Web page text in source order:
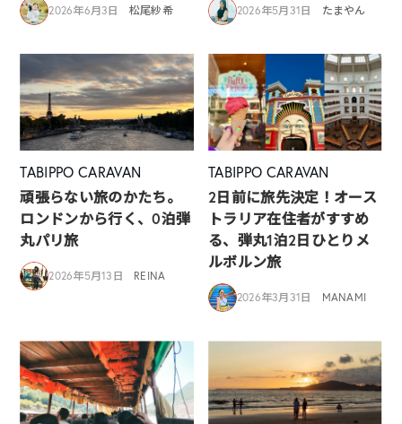
2026年6月3日 松尾紗希 2026年5月31日 たまやん
TABIPPO CARAVAN
頑張らない旅のかたち。
ロンドンから行く、0泊弾
丸パリ旅
2026年5月13日 REINA
TABIPPO CARAVAN
2日前に旅先決定！オース
トラリア在住者がすすめ
る、弾丸1泊2日ひとりメ
ルボルン旅
2026年3月31日 MANAMI